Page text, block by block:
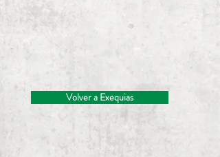
Volver a Exequias